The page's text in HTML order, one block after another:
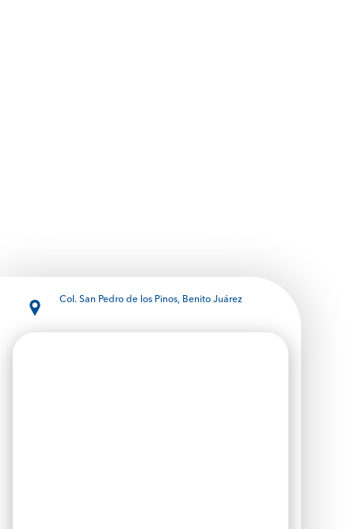
Col. San Pedro de los Pinos, Benito Juárez